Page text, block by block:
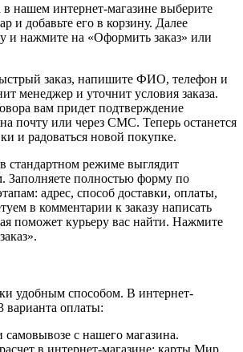
нашем интернет-магазине выберите
и добавьте его в корзину. Далее
и нажмите на «Оформить заказ» или
заказ, напишите ФИО, телефон и
менеджер и уточнит условия заказа.
вам придет подтверждение
почту или через СМС. Теперь останется
и радоваться новой покупке.
стандартном режиме выглядит
Заполняете полностью форму по
адрес, способ доставки, оплаты,
в комментарии к заказу написать
поможет курьеру вас найти. Нажмите
удобным способом. В интернет-
варианта оплаты:
с нашего магазина.
в интернет-магазине: карты Мир,